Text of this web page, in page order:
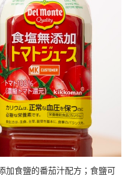
加食鹽的番茄汁配方；食鹽可